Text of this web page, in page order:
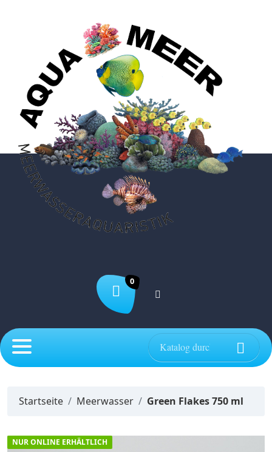
0

Startseite Meerwasser Green Flakes 750 ml
NUR ONLINE ERHÄLTLICH